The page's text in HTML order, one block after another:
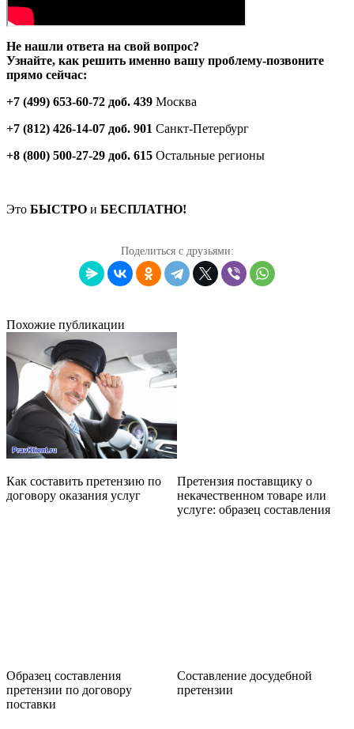
Не нашли ответа на свой вопрос?
Узнайте, как решить именно вашу проблему-позвоните
прямо сейчас:
+7 (499) 653-60-72 доб. 439 Москва
+7 (812) 426-14-07 доб. 901 Санкт-Петербург
+8 (800) 500-27-29 доб. 615 Остальные регионы
Это БЫСТРО и БЕСПЛАТНО!
Поделиться с друзьями:
Похожие публикации
Как составить претензию по
договору оказания услуг
Претензия поставщику о
некачественном товаре или
услуге: образец составления
Образец составления
претензии по договору
поставки
Составление досудебной
претензии